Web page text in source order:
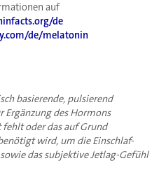
auf
de
de/melatonin
basierende, pulsierend
des Hormons
oder das auf Grund
wird, um die Einschlaf-
das subjektive Jetlag-Gefühl